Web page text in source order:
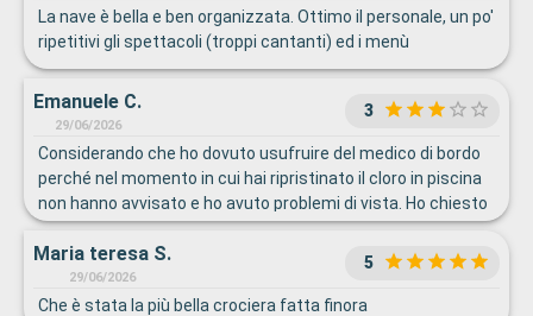
La nave è bella e ben organizzata. Ottimo il personale, un po'
ripetitivi gli spettacoli (troppi cantanti) ed i menù
Emanuele C.
29/06/2026
3
Considerando che ho dovuto usufruire del medico di bordo
perché nel momento in cui hai ripristinato il cloro in piscina
non hanno avvisato e ho avuto problemi di vista. Ho chiesto
varie volte di parlare con un madrelingua italiano e do 2h ore
di attesa mi hanno fatto parlare con una signora che ha
avuto la brillante idea di prendere in giro me. Questi sono
solo 2 esempi della gestione, quindi la votazione 6 è anche
Maria teresa S.
29/06/2026
5
Che è stata la più bella crociera fatta finora